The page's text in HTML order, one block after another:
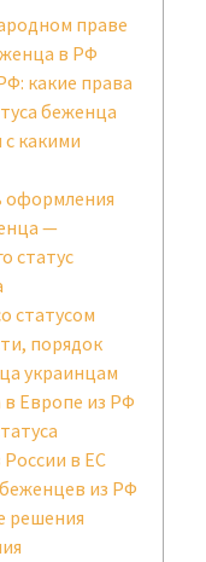
праве
в РФ
какие права
беженца
какими
оформления
—
статус
статусом
порядок
украинцам
в Европе из РФ
в ЕС
из РФ
решения